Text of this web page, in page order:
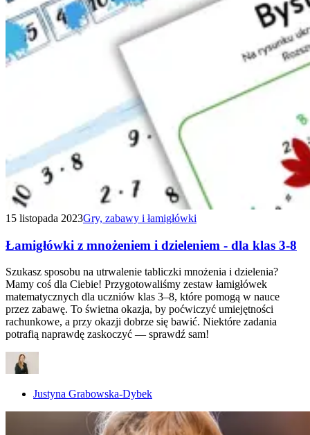
15 listopada 2023Gry, zabawy i łamigłówki
Łamigłówki z mnożeniem i dzieleniem - dla klas 3-8
Szukasz sposobu na utrwalenie tabliczki mnożenia i dzielenia?
Mamy coś dla Ciebie! Przygotowaliśmy zestaw łamigłówek
matematycznych dla uczniów klas 3–8, które pomogą w nauce
przez zabawę. To świetna okazja, by poćwiczyć umiejętności
rachunkowe, a przy okazji dobrze się bawić. Niektóre zadania
potrafią naprawdę zaskoczyć — sprawdź sam!
Justyna Grabowska-Dybek